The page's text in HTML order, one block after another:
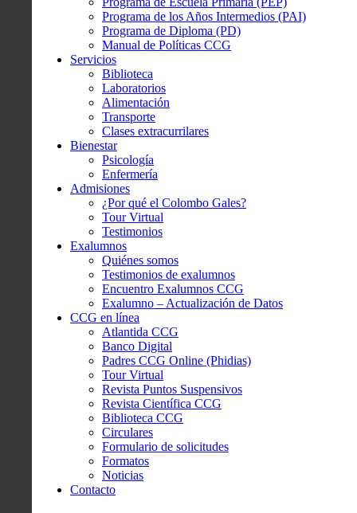
Programa de los Años Intermedios (PAI)
Programa de Diploma (PD)
Manual de Políticas CCG
Servicios
Biblioteca
Laboratorios
Alimentación
Transporte
Clases extracurrilares
Bienestar
Psicología
Enfermería
Admisiones
¿Por qué el Colombo Gales?
Tour Virtual
Testimonios
Exalumnos
Quiénes somos
Testimonios de exalumnos
Encuentro Exalumnos CCG
Exalumno – Actualización de Datos
CCG en línea
Atlantida CCG
Banco Digital
Padres CCG Online (Phidias)
Tour Virtual
Revista Puntos Suspensivos
Revista Científica CCG
Biblioteca CCG
Circulares
Formulario de solicitudes
Formatos
Noticias
Contacto